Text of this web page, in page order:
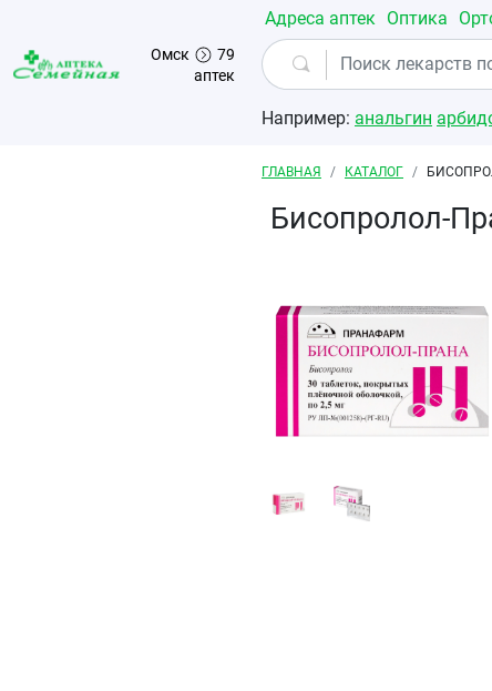
Перейти к основному содержанию
Омск
79
аптек
Адреса аптек Оптика
Например: анальгин
Строка навигации
ГЛАВНАЯ КАТАЛОГ
Бисопролол-